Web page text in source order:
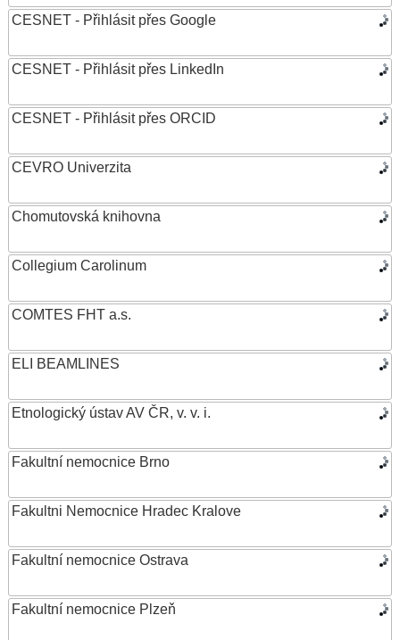
CESNET - Přihlásit přes Google
CESNET - Přihlásit přes LinkedIn
CESNET - Přihlásit přes ORCID
CEVRO Univerzita
Chomutovská knihovna
Collegium Carolinum
COMTES FHT a.s.
ELI BEAMLINES
Etnologický ústav AV ČR, v. v. i.
Fakultní nemocnice Brno
Fakultni Nemocnice Hradec Kralove
Fakultní nemocnice Ostrava
Fakultní nemocnice Plzeň